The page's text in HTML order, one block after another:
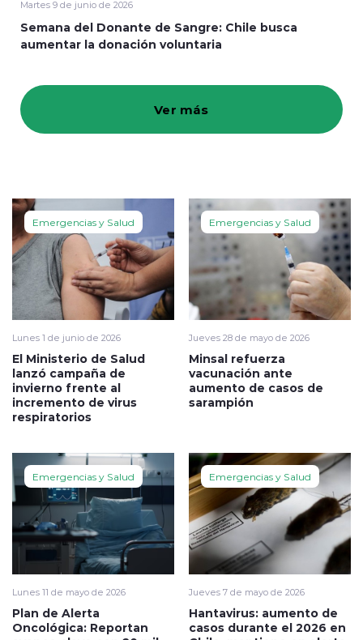
Programación
Martes 9 de junio de 2026
Semana del Donante de Sangre: Chile busca
aumentar la donación voluntaria
Ver más
Emergencias y Salud
Lunes 1 de junio de 2026
El Ministerio de Salud
lanzó campaña de
invierno frente al
incremento de virus
respiratorios
Emergencias y Salud
Jueves 28 de mayo de 2026
Minsal refuerza
vacunación ante
aumento de casos de
sarampión
Emergencias y Salud
Lunes 11 de mayo de 2026
Plan de Alerta
Oncológica: Reportan
Emergencias y Salud
Jueves 7 de mayo de 2026
Hantavirus: aumento de
casos durante el 2026 en